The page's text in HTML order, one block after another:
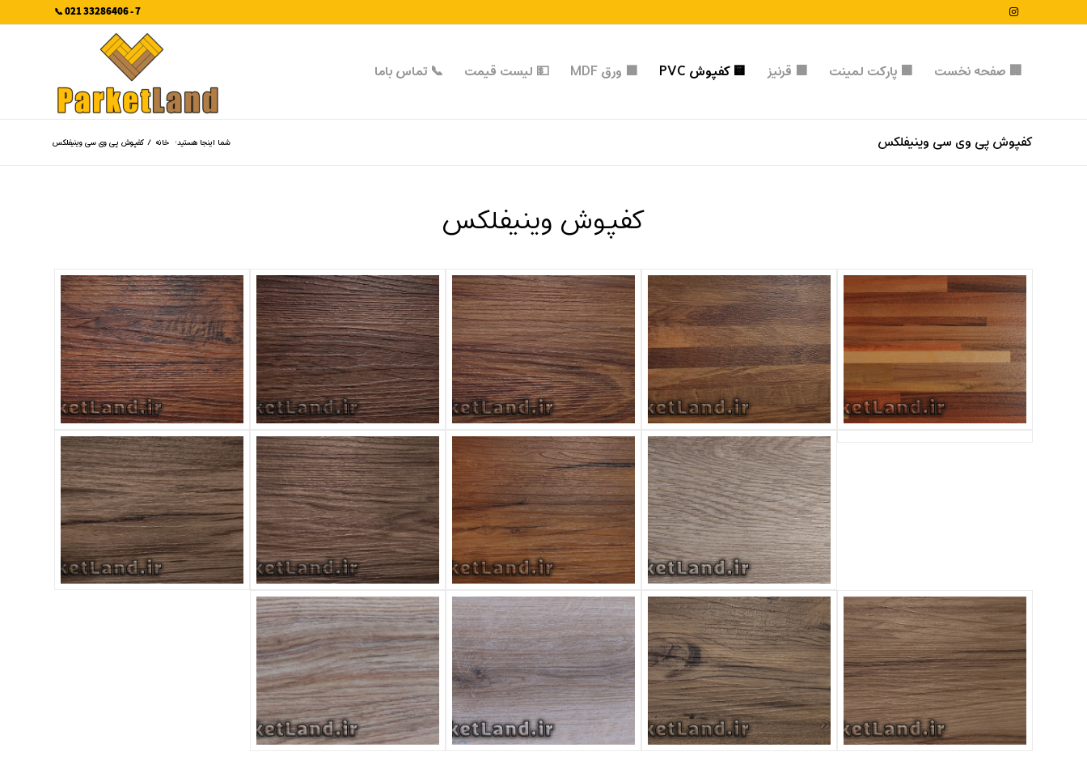
7 - 33286406 021 📞
🏢 صفحه نخست 🟧 پارکت لمینت 🟧 قرنیز 🟨 کفپوش PVC 🟩 ورق MDF 💵 لیست قیمت 📞 تماس با‌ما
کفپوش پی وی سی وینیفلکس شما اینجا هستید: خانه / کفپوش پی وی سی وینیفلکس
کفپوش وینیفلکس